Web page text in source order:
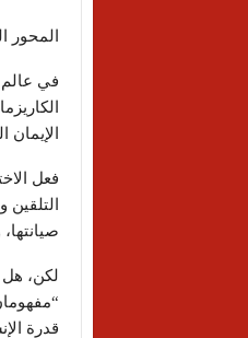
المحور
في عالم
فعل
لكن، هل
قدرة